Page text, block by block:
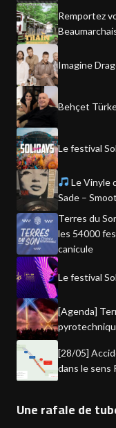
Remportez
Imagine
Behçet
Le festival
Le Vinyle
Sade –
Terres du
les 54000
canicule
Le festival
[Agenda]
[28/05]
dans le sens
Une rafale de